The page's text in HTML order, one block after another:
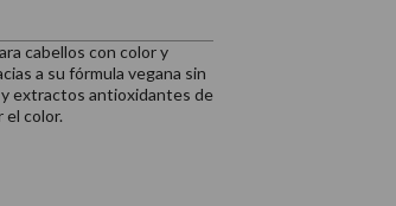
cabellos con color y
a su fórmula vegana sin
extractos antioxidantes de
el color.